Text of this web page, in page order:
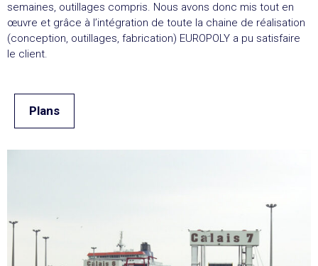
semaines, outillages compris. Nous avons donc mis tout en
œuvre et grâce à l’intégration de toute la chaine de réalisation
(conception, outillages, fabrication) EUROPOLY a pu satisfaire
le client.
Plans